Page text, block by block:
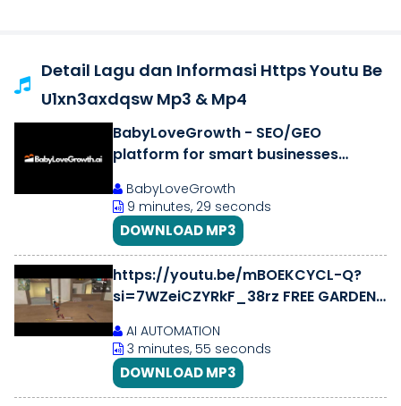
Detail Lagu dan Informasi Https Youtu Be
U1xn3axdqsw Mp3 & Mp4
BabyLoveGrowth - SEO/GEO
platform for smart businesses
BabyLoveGrowth
9 minutes, 29 seconds
DOWNLOAD MP3
https://youtu.be/mBOEKCYCL-Q?
si=7WZeiCZYRkF_38rz FREE GARDEN
AI AUTOMATION
3 minutes, 55 seconds
DOWNLOAD MP3